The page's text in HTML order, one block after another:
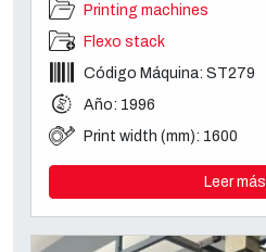
Printing machines
Flexo stack
Código Máquina: ST279
Año: 1996
Print width (mm): 1600
Leer más